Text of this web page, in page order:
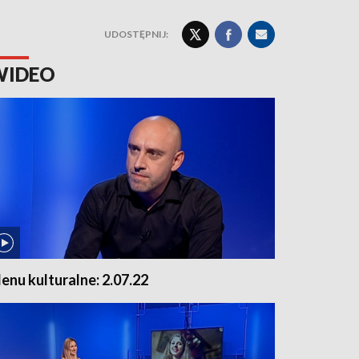
UDOSTĘPNIJ:
kulturalne: 2.07.22